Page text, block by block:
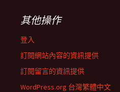
其他操作
登入
訂閱網站內容的資訊提供
訂閱留言的資訊提供
WordPress.org 台灣繁體中文